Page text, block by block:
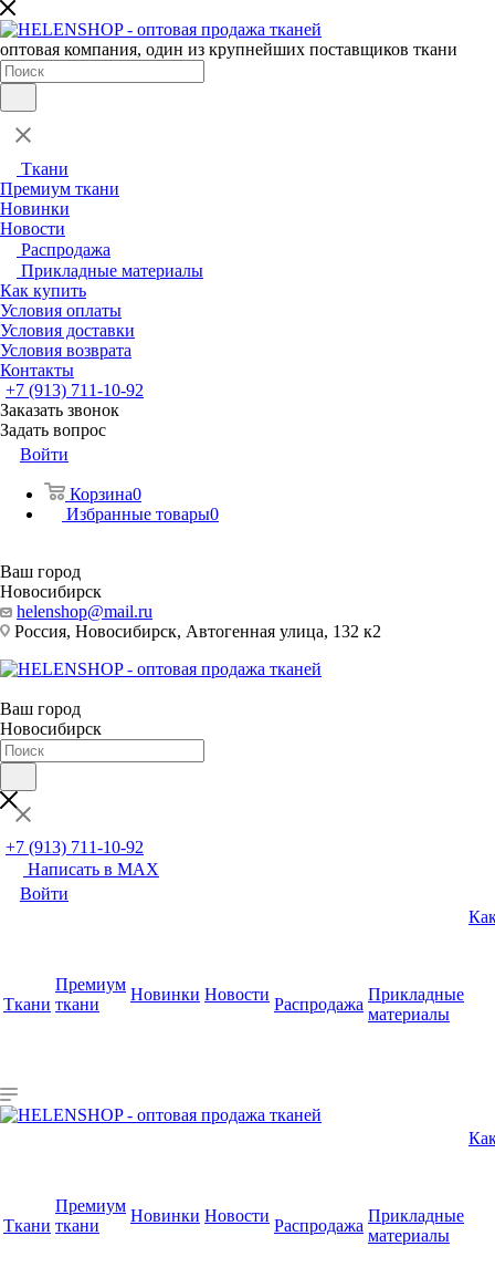
оптовая компания, один из крупнейших поставщиков ткани
Ткани
Премиум ткани
Новинки
Новости
Распродажа
Прикладные материалы
Как купить
Условия оплаты
Условия доставки
Условия возврата
Контакты
+7 (913) 711-10-92
Заказать звонок
Задать вопрос
Войти
Корзина0
Избранные товары0
Ваш город
Новосибирск
helenshop@mail.ru
Россия, Новосибирск, Автогенная улица, 132 к2
Ваш город
Новосибирск
+7 (913) 711-10-92
Написать в MAX
Войти
Ткани
Премиум
ткани
Новинки Новости
Распродажа
Прикладные
материалы
Ткани
Премиум
ткани
Новинки Новости
Распродажа
Прикладные
материалы